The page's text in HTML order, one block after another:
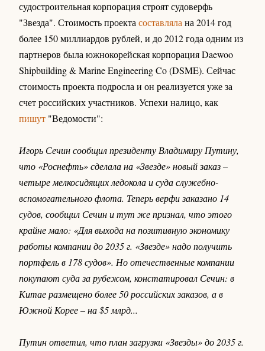
судостроительная корпорация строят судоверфь
"Звезда". Стоимость проекта составляла на 2014 год
более 150 миллиардов рублей, и до 2012 года одним из
партнеров была южнокорейская корпорация Daewoo
Shipbuilding & Marine Engineering Co (DSME). Сейчас
стоимость проекта подросла и он реализуется уже за
счет российских участников. Успехи налицо, как
пишут "Ведомости":
Игорь Сечин сообщил президенту Владимиру Путину,
что «Роснефть» сделала на «Звезде» новый заказ –
четыре мелкосидящих ледокола и суда служебно-
вспомогательного флота. Теперь верфи заказано 14
судов, сообщил Сечин и тут же признал, что этого
крайне мало: «Для выхода на позитивную экономику
работы компании до 2035 г. «Звезде» надо получить
портфель в 178 судов». Но отечественные компании
покупают суда за рубежом, констатировал Сечин: в
Китае размещено более 50 российских заказов, а в
Южной Корее – на $5 млрд...
Путин ответил, что план загрузки «Звезды» до 2035 г.